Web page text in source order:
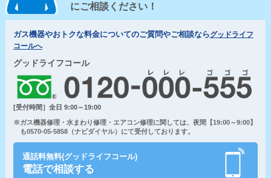
にご相談ください！
ガス機器やおトクな料金についてのご質問やご相談ならグッドライフ
コールへ
グッドライフコール
[受付時間］全日 9:00～19:00
※ガス機器修理・水まわり修理・エアコン修理に関しては、夜間【19:00～9:00】
も0570-05-5858（ナビダイヤル）にて受付しております。
通話料無料(グッドライフコール)
電話で相談する